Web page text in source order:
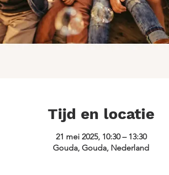
Tijd en locatie
21 mei 2025, 10:30 – 13:30
Gouda, Gouda, Nederland